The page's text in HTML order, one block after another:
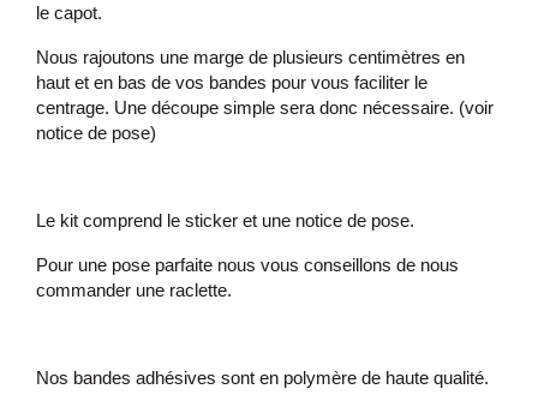
le capot.
Nous rajoutons une marge de plusieurs centimètres en
haut et en bas de vos bandes pour vous faciliter le
centrage. Une découpe simple sera donc nécessaire. (voir
notice de pose)
Le kit comprend le sticker et une notice de pose.
Pour une pose parfaite nous vous conseillons de nous
commander une raclette.
Nos bandes adhésives sont en polymère de haute qualité.